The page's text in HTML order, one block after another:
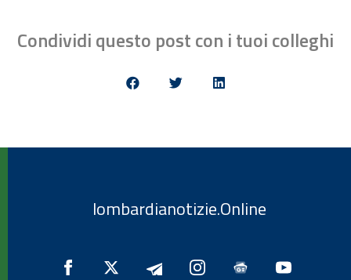
Condividi questo post con i tuoi colleghi
lombardianotizie.Online